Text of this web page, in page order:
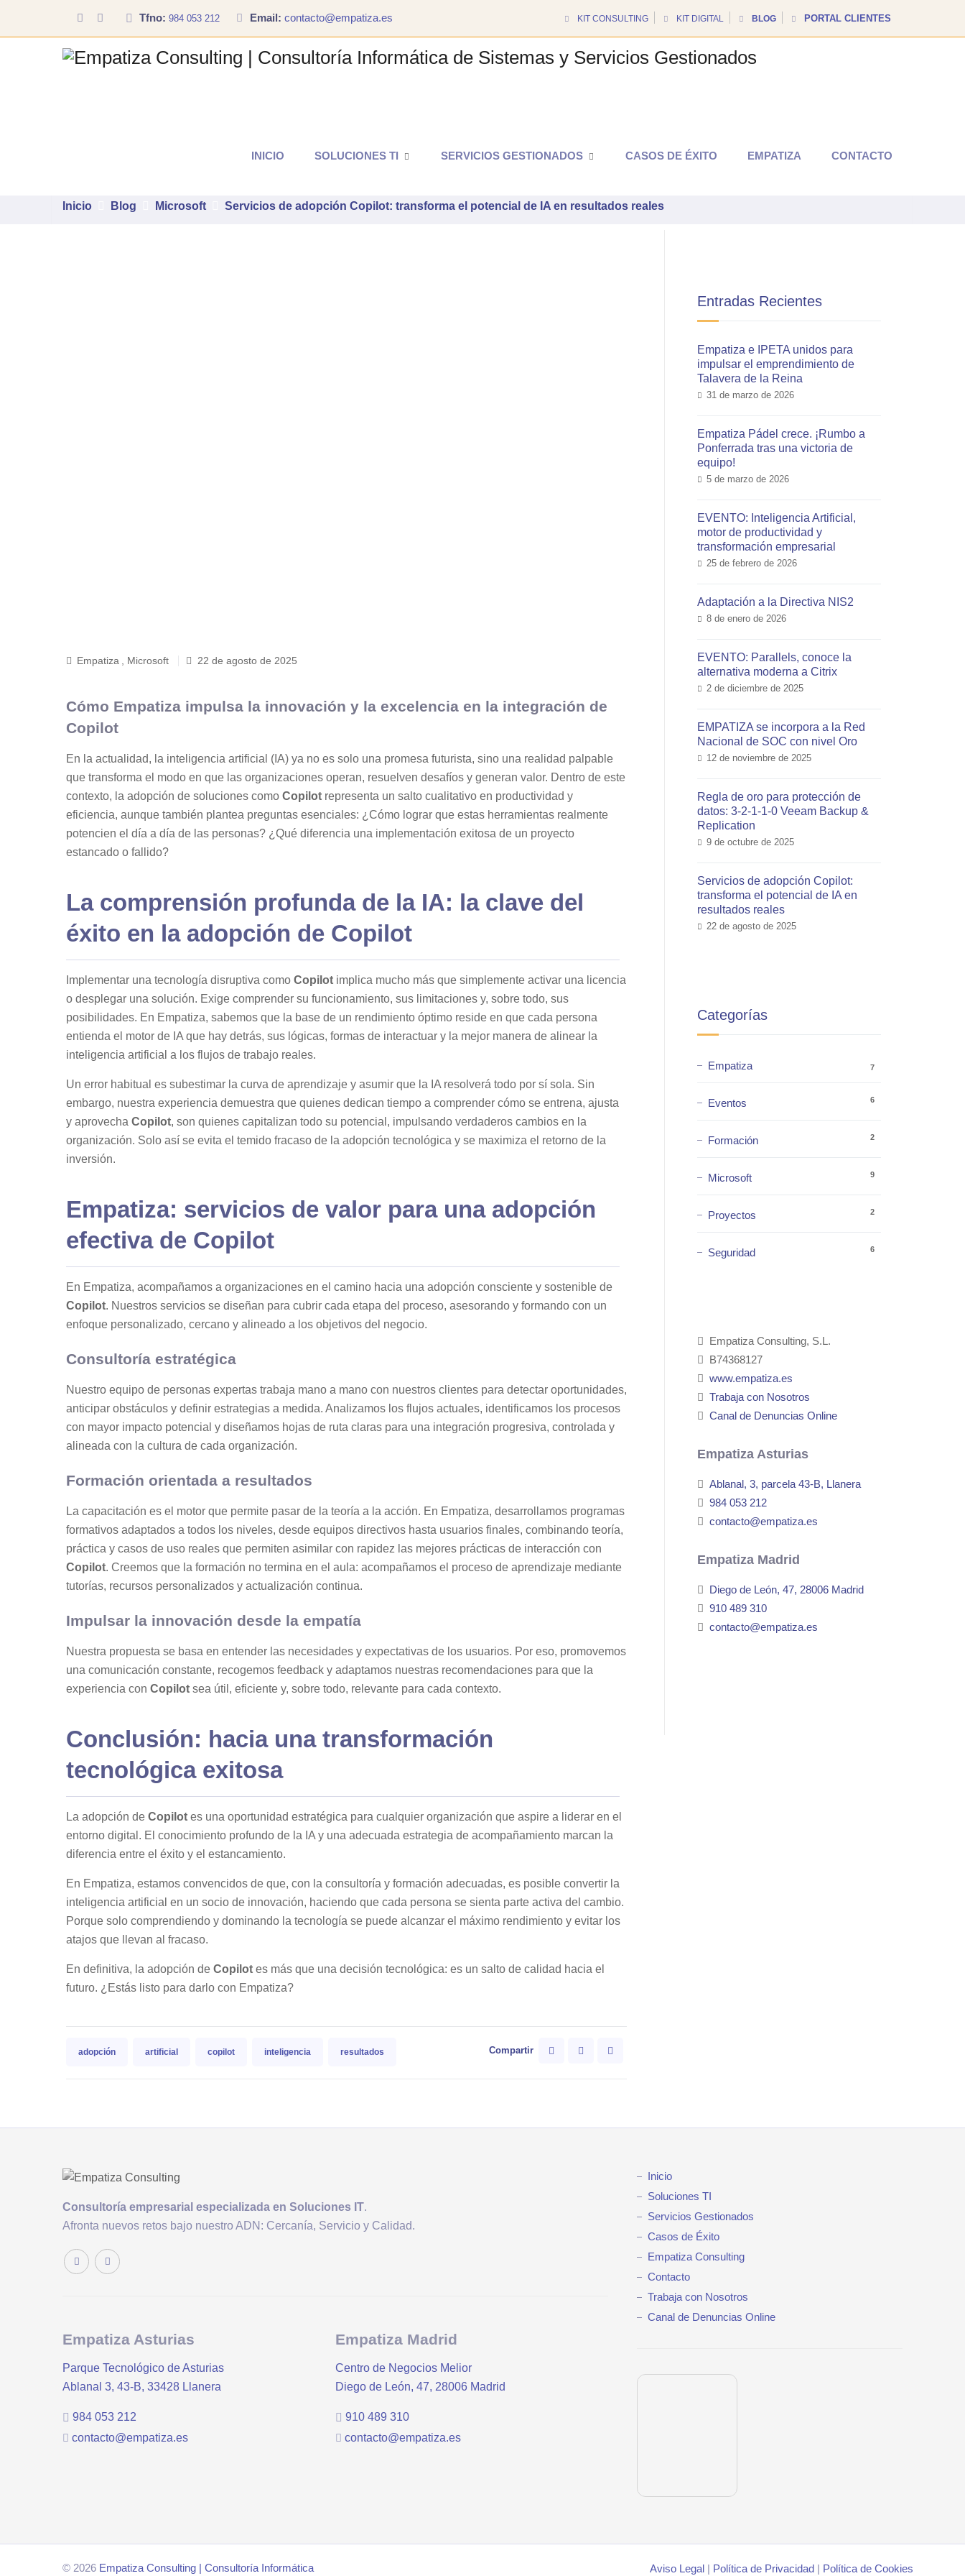
Tfno: 984 053 212 Email: contacto@empatiza.es KIT CONSULTING KIT DIGITAL BLOG PORTAL CLIENTES
INICIO SOLUCIONES TI SERVICIOS GESTIONADOS CASOS DE ÉXITO EMPATIZA CONTACTO
Inicio Microsoft Servicios de adopción Copilot: transforma el potencial de IA en resultados reales
Empatiza , Microsoft 22 de agosto de 2025
Cómo Empatiza impulsa la innovación y la excelencia en la integración de
Copilot
En la actualidad, la inteligencia artificial (IA) ya no es solo una promesa futurista, sino una realidad palpable
que transforma el modo en que las organizaciones operan, resuelven desafíos y generan valor. Dentro de este
contexto, la adopción de soluciones como Copilot representa un salto cualitativo en productividad y
eficiencia, aunque también plantea preguntas esenciales: ¿Cómo lograr que estas herramientas realmente
potencien el día a día de las personas? ¿Qué diferencia una implementación exitosa de un proyecto
estancado o fallido?
La comprensión profunda de la IA: la clave del
éxito en la adopción de Copilot
Implementar una tecnología disruptiva como Copilot implica mucho más que simplemente activar una licencia
o desplegar una solución. Exige comprender su funcionamiento, sus limitaciones y, sobre todo, sus
posibilidades. En Empatiza, sabemos que la base de un rendimiento óptimo reside en que cada persona
entienda el motor de IA que hay detrás, sus lógicas, formas de interactuar y la mejor manera de alinear la
inteligencia artificial a los flujos de trabajo reales.
Un error habitual es subestimar la curva de aprendizaje y asumir que la IA resolverá todo por sí sola. Sin
embargo, nuestra experiencia demuestra que quienes dedican tiempo a comprender cómo se entrena, ajusta
y aprovecha Copilot, son quienes capitalizan todo su potencial, impulsando verdaderos cambios en la
organización. Solo así se evita el temido fracaso de la adopción tecnológica y se maximiza el retorno de la
inversión.
Empatiza: servicios de valor para una adopción
efectiva de Copilot
En Empatiza, acompañamos a organizaciones en el camino hacia una adopción consciente y sostenible de
Copilot. Nuestros servicios se diseñan para cubrir cada etapa del proceso, asesorando y formando con un
enfoque personalizado, cercano y alineado a los objetivos del negocio.
Consultoría estratégica
Nuestro equipo de personas expertas trabaja mano a mano con nuestros clientes para detectar oportunidades,
anticipar obstáculos y definir estrategias a medida. Analizamos los flujos actuales, identificamos los procesos
con mayor impacto potencial y diseñamos hojas de ruta claras para una integración progresiva, controlada y
alineada con la cultura de cada organización.
Formación orientada a resultados
La capacitación es el motor que permite pasar de la teoría a la acción. En Empatiza, desarrollamos programas
formativos adaptados a todos los niveles, desde equipos directivos hasta usuarios finales, combinando teoría,
práctica y casos de uso reales que permiten asimilar con rapidez las mejores prácticas de interacción con
Copilot. Creemos que la formación no termina en el aula: acompañamos el proceso de aprendizaje mediante
tutorías, recursos personalizados y actualización continua.
Impulsar la innovación desde la empatía
Nuestra propuesta se basa en entender las necesidades y expectativas de los usuarios. Por eso, promovemos
una comunicación constante, recogemos feedback y adaptamos nuestras recomendaciones para que la
experiencia con Copilot sea útil, eficiente y, sobre todo, relevante para cada contexto.
Conclusión: hacia una transformación
tecnológica exitosa
La adopción de Copilot es una oportunidad estratégica para cualquier organización que aspire a liderar en el
entorno digital. El conocimiento profundo de la IA y una adecuada estrategia de acompañamiento marcan la
diferencia entre el éxito y el estancamiento.
En Empatiza, estamos convencidos de que, con la consultoría y formación adecuadas, es posible convertir la
inteligencia artificial en un socio de innovación, haciendo que cada persona se sienta parte activa del cambio.
Porque solo comprendiendo y dominando la tecnología se puede alcanzar el máximo rendimiento y evitar los
atajos que llevan al fracaso.
En definitiva, la adopción de Copilot es más que una decisión tecnológica: es un salto de calidad hacia el
futuro. ¿Estás listo para darlo con Empatiza?
Compartir
adopción artificial copilot inteligencia resultados
Entradas Recientes
Empatiza e IPETA unidos para
impulsar el emprendimiento de
Talavera de la Reina
31 de marzo de 2026
Empatiza Pádel crece. ¡Rumbo a
Ponferrada tras una victoria de
equipo!
5 de marzo de 2026
EVENTO: Inteligencia Artificial,
motor de productividad y
transformación empresarial
25 de febrero de 2026
Adaptación a la Directiva NIS2
8 de enero de 2026
EVENTO: Parallels, conoce la
alternativa moderna a Citrix
2 de diciembre de 2025
EMPATIZA se incorpora a la Red
Nacional de SOC con nivel Oro
12 de noviembre de 2025
Regla de oro para protección de
datos: 3-2-1-1-0 Veeam Backup &
Replication
9 de octubre de 2025
Servicios de adopción Copilot:
transforma el potencial de IA en
resultados reales
22 de agosto de 2025
Categorías
Empatiza 7
Eventos 6
Formación 2
Microsoft 9
Proyectos 2
Seguridad 6
Empatiza Consulting, S.L.
B74368127
www.empatiza.es
Trabaja con Nosotros
Canal de Denuncias Online
Empatiza Asturias
Ablanal, 3, parcela 43-B, Llanera
984 053 212
contacto@empatiza.es
Empatiza Madrid
Diego de León, 47, 28006 Madrid
910 489 310
contacto@empatiza.es
Consultoría empresarial especializada en Soluciones IT.
Afronta nuevos retos bajo nuestro ADN: Cercanía, Servicio y Calidad.
Empatiza Asturias
Parque Tecnológico de Asturias
Ablanal 3, 43-B, 33428 Llanera
984 053 212
contacto@empatiza.es
Empatiza Madrid
Centro de Negocios Melior
Diego de León, 47, 28006 Madrid
910 489 310
contacto@empatiza.es
Inicio
Soluciones TI
Servicios Gestionados
Casos de Éxito
Empatiza Consulting
Contacto
Trabaja con Nosotros
Canal de Denuncias Online
© 2026 Empatiza Consulting | Consultoría Informática Aviso Legal | Política de Privacidad | Política de Cookies